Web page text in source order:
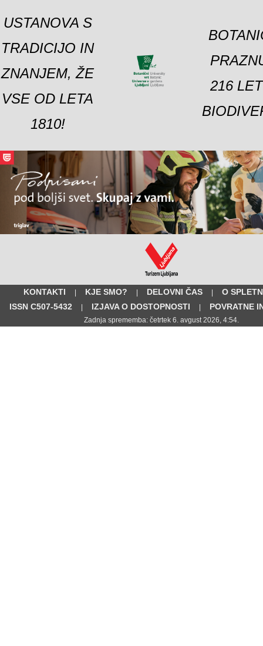
USTANOVA S
TRADICIJO IN
ZNANJEM, ŽE
VSE OD LETA
1810!
216
KONTAKTI KJE SMO? DELOVNI ČAS
O
ISSN C507-5432
IZJAVA O DOSTOPNOSTI POVRATNE
Zadnja sprememba: četrtek 6. avgust 2026, 4:54.